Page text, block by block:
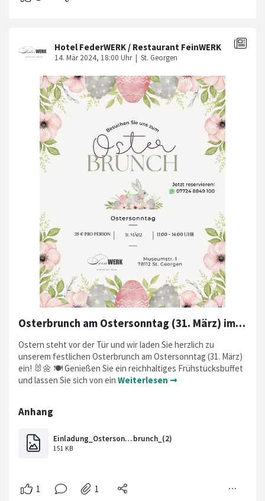
Osterbrunch am Ostersonntag (31. März) im FeinWERK
Ostern steht vor der Tür und wir laden Sie herzlich zu
unserem festlichen Osterbrunch am Ostersonntag (31. März)
ein! 🐰🌼 🍽️ Genießen Sie ein reichhaltiges Frühstücksbuffet
und lassen Sie sich von ein Weiterlesen ➞